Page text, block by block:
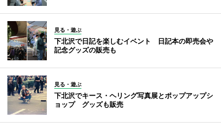
見る・遊ぶ
下北沢で日記を楽しむイベント 日記本の即売会や
記念グッズの販売も
見る・遊ぶ
下北沢でキース・ヘリング写真展とポップアップシ
ョップ グッズも販売